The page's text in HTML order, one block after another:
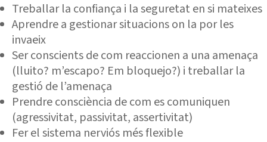
Treballar la confiança i la seguretat en si mateixes
Aprendre a gestionar situacions on la por les
invaeix
Ser conscients de com reaccionen a una amenaça
(lluito? m’escapo? Em bloquejo?) i treballar la
gestió de l’amenaça
Prendre consciència de com es comuniquen
(agressivitat, passivitat, assertivitat)
Fer el sistema nerviós més flexible